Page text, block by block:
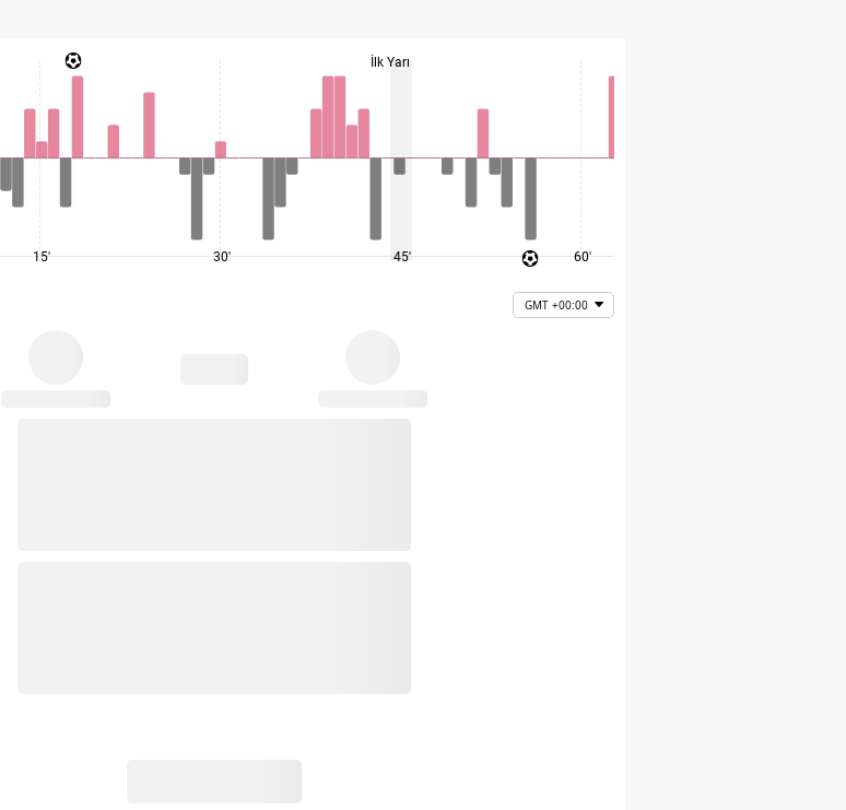
15' 30'
İlk Yarı
45' 60'
GMT +00:00